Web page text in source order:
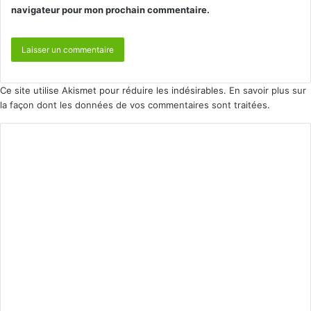
navigateur pour mon prochain commentaire.
Ce site utilise Akismet pour réduire les indésirables. En savoir plus sur
la façon dont les données de vos commentaires sont traitées.